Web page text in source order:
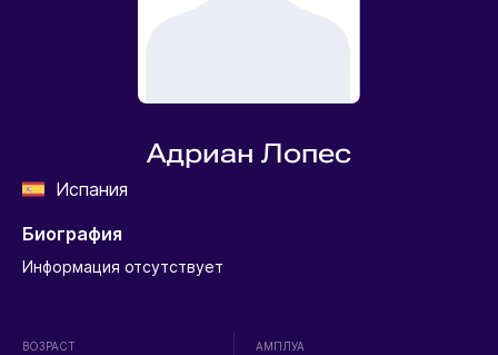
Адриан Лопес
Испания
Биография
Информация отсутствует
ВОЗРАСТ АМПЛУА